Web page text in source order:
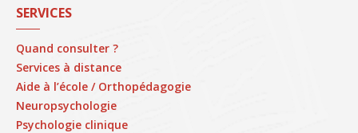
SERVICES
Quand consulter ?
Services à distance
Aide à l’école / Orthopédagogie
Neuropsychologie
Psychologie clinique